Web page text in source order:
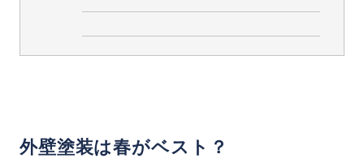
外壁塗装は春がベスト？